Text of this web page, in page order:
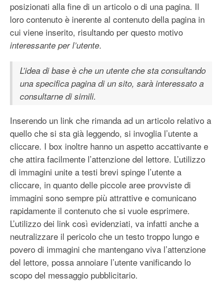
posizionati alla fine di un articolo o di una pagina. Il
loro contenuto è inerente al contenuto della pagina in
cui viene inserito, risultando per questo motivo
interessante per l’utente.
L’idea di base è che un utente che sta consultando
una specifica pagina di un sito, sarà interessato a
consultarne di simili.
Inserendo un link che rimanda ad un articolo relativo a
quello che si sta già leggendo, si invoglia l’utente a
cliccare. I box inoltre hanno un aspetto accattivante e
che attira facilmente l’attenzione del lettore. L’utilizzo
di immagini unite a testi brevi spinge l’utente a
cliccare, in quanto delle piccole aree provviste di
immagini sono sempre più attrattive e comunicano
rapidamente il contenuto che si vuole esprimere.
L’utilizzo dei link così evidenziati, va infatti anche a
neutralizzare il pericolo che un testo troppo lungo e
povero di immagini che mantengano viva l’attenzione
del lettore, possa annoiare l’utente vanificando lo
scopo del messaggio pubblicitario.